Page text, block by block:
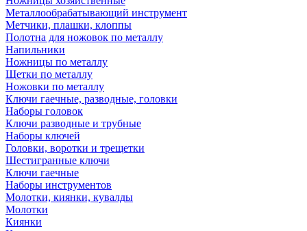
Металлообрабатывающий инструмент
Метчики, плашки, клоппы
Полотна для ножовок по металлу
Напильники
Ножницы по металлу
Щетки по металлу
Ножовки по металлу
Ключи гаечные, разводные, головки
Наборы головок
Ключи разводные и трубные
Наборы ключей
Головки, воротки и трещетки
Шестигранные ключи
Ключи гаечные
Наборы инструментов
Молотки, киянки, кувалды
Молотки
Киянки